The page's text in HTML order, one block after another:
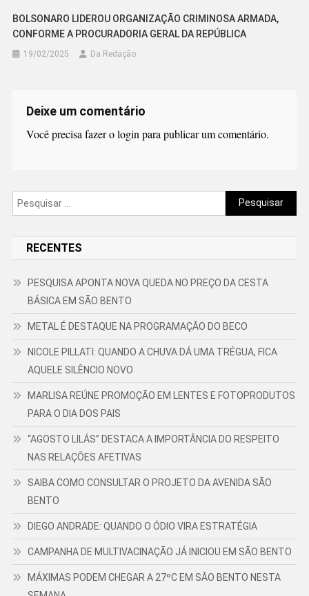
BOLSONARO LIDEROU ORGANIZAÇÃO CRIMINOSA ARMADA,
CONFORME A PROCURADORIA GERAL DA REPÚBLICA
19/02/2025 Da Redação
Deixe um comentário
Você precisa fazer ologin para publicar um comentário.
Pesquisar
por:
RECENTES
PESQUISA APONTA NOVA QUEDA NO PREÇO DA CESTA
BÁSICA EM SÃO BENTO
METAL É DESTAQUE NA PROGRAMAÇÃO DO BECO
NICOLE PILLATI: QUANDO A CHUVA DÁ UMA TRÉGUA, FICA
AQUELE SILÊNCIO NOVO
MARLISA REÚNE PROMOÇÃO EM LENTES E FOTOPRODUTOS
PARA O DIA DOS PAIS
“AGOSTO LILÁS” DESTACA A IMPORTÂNCIA DO RESPEITO
NAS RELAÇÕES AFETIVAS
SAIBA COMO CONSULTAR O PROJETO DA AVENIDA SÃO
BENTO
DIEGO ANDRADE: QUANDO O ÓDIO VIRA ESTRATÉGIA
CAMPANHA DE MULTIVACINAÇÃO JÁ INICIOU EM SÃO BENTO
MÁXIMAS PODEM CHEGAR A 27ºC EM SÃO BENTO NESTA